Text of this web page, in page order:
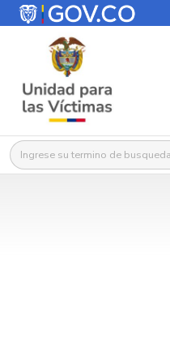
Buscar: